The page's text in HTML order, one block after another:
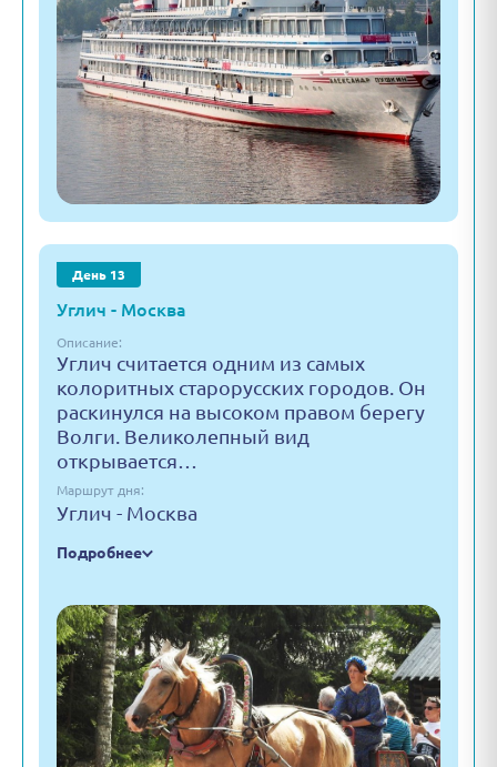
День 13
Углич - Москва
Описание:
Углич считается одним из самых
колоритных старорусских городов. Он
раскинулся на высоком правом берегу
Волги. Великолепный вид
открывается…
Маршрут дня:
Углич - Москва
Подробнее